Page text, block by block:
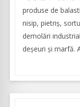
produse de
nisip, pietriș,
demolări
deșeuri şi marfă.